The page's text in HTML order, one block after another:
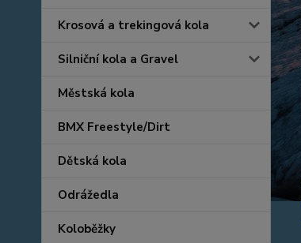
Krosová a trekingová kola
Silniční kola a Gravel
Městská kola
BMX Freestyle/Dirt
Dětská kola
Odrážedla
Koloběžky